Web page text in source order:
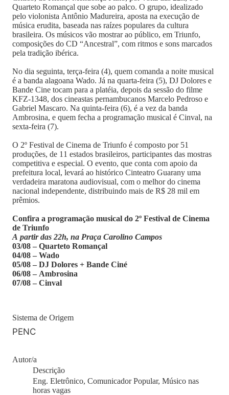
Quarteto Romançal que sobe ao palco. O grupo, idealizado
pelo violonista Antônio Madureira, aposta na execução de
música erudita, baseada nas raízes populares da cultura
brasileira. Os músicos vão mostrar ao público, em Triunfo,
composições do CD “Ancestral”, com ritmos e sons marcados
pela tradição ibérica.
No dia seguinta, terça-feira (4), quem comanda a noite musical
é a banda alagoana Wado. Já na quarta-feira (5), DJ Dolores e
Bande Cine tocam para a platéia, depois da sessão do filme
KFZ-1348, dos cineastas pernambucanos Marcelo Pedroso e
Gabriel Mascaro. Na quinta-feira (6), é a vez da banda
Ambrosina, e quem fecha a programação musical é Cinval, na
sexta-feira (7).
O 2º Festival de Cinema de Triunfo é composto por 51
produções, de 11 estados brasileiros, participantes das mostras
competitiva e especial. O evento, que conta com apoio da
prefeitura local, levará ao histórico Cinteatro Guarany uma
verdadeira maratona audiovisual, com o melhor do cinema
nacional independente, distribuindo mais de R$ 28 mil em
prêmios.
Confira a programação musical do 2º Festival de Cinema
de Triunfo
A partir das 22h, na Praça Carolino Campos
03/08 – Quarteto Romançal
04/08 – Wado
05/08 – DJ Dolores + Bande Ciné
06/08 – Ambrosina
07/08 – Cinval
Sistema de Origem
PENC
Autor/a
Descrição
Eng. Eletrônico, Comunicador Popular, Músico nas
horas vagas